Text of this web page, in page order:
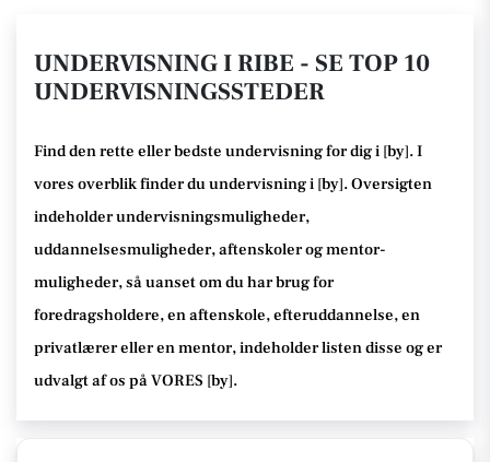
UNDERVISNING I RIBE - SE TOP 10
UNDERVISNINGSSTEDER
Find den rette eller bedste undervisningfor dig i [by]. I
vores overblik finder du undervisning i [by].Oversigten
indeholder undervisningsmuligheder,
uddannelsesmuligheder, aftenskoler og mentor-
muligheder, så uanset om du har brug for
foredragsholdere, en aftenskole, efteruddannelse, en
privatlærer eller en mentor, indeholder listen disse og er
udvalgt af os på VORES [by].